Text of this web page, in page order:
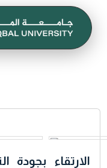
الارتقاء بجودة